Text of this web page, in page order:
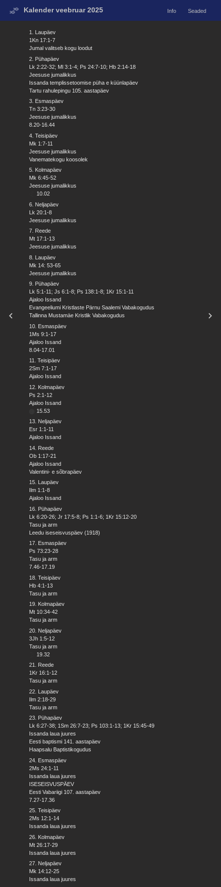
Kalender veebruar 2025 Info Seaded
1. Laupäev
1Kn 17:1-7
Jumal valitseb kogu loodut
2. Pühapäev
Lk 2:22-32; Ml 3:1-4; Ps 24:7-10; Hb 2:14-18
Jeesuse jumalikkus
Issanda templissetoomise püha e küünlapäev
Tartu rahulepingu 105. aastapäev
3. Esmaspäev
Tn 3:23-30
Jeesuse jumalikkus
8.20-16.44
4. Teisipäev
Mk 1:7-11
Jeesuse jumalikkus
Vanematekogu koosolek
5. Kolmapäev
Mk 6:45-52
Jeesuse jumalikkus
10.02
6. Neljapäev
Lk 20:1-8
Jeesuse jumalikkus
7. Reede
Mt 17:1-13
Jeesuse jumalikkus
8. Laupäev
Mk 14: 53-65
Jeesuse jumalikkus
9. Pühapäev
Lk 5:1-11; Js 6:1-8; Ps 138:1-8; 1Kr 15:1-11
Ajaloo Issand
Evangeeliumi Kristlaste Pärnu Saalemi Vabakogudus
Tallinna Mustamäe Kristlik Vabakogudus
10. Esmaspäev
1Ms 9:1-17
Ajaloo Issand
8.04-17.01
11. Teisipäev
2Sm 7:1-17
Ajaloo Issand
12. Kolmapäev
Ps 2:1-12
Ajaloo Issand
15.53
13. Neljapäev
Esr 1:1-11
Ajaloo Issand
14. Reede
Ob 1:17-21
Ajaloo Issand
Valentini- e sõbrapäev
15. Laupäev
Ilm 1:1-8
Ajaloo Issand
16. Pühapäev
Lk 6:20-26; Jr 17:5-8; Ps 1:1-6; 1Kr 15:12-20
Tasu ja arm
Leedu iseseisvuspäev (1918)
17. Esmaspäev
Ps 73:23-28
Tasu ja arm
7.46-17.19
18. Teisipäev
Hb 4:1-13
Tasu ja arm
19. Kolmapäev
Mt 10:34-42
Tasu ja arm
20. Neljapäev
3Jh 1:5-12
Tasu ja arm
19.32
21. Reede
1Kr 16:1-12
Tasu ja arm
22. Laupäev
Ilm 2:18-29
Tasu ja arm
23. Pühapäev
Lk 6:27-38; 1Sm 26:7-23; Ps 103:1-13; 1Kr 15:45-49
Issanda laua juures
Eesti baptismi 141. aastapäev
Haapsalu Baptistikogudus
24. Esmaspäev
2Ms 24:1-11
Issanda laua juures
ISESEISVUSPÄEV
Eesti Vabariigi 107. aastapäev
7.27-17.36
25. Teisipäev
2Ms 12:1-14
Issanda laua juures
26. Kolmapäev
Mt 26:17-29
Issanda laua juures
27. Neljapäev
Mk 14:12-25
Issanda laua juures